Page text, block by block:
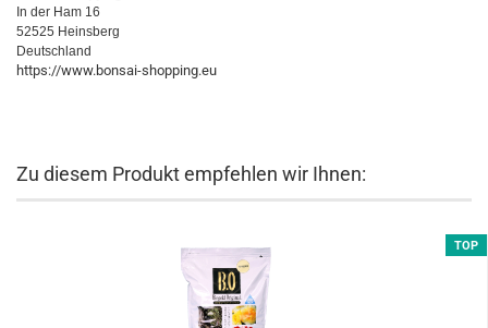
In der Ham 16
52525 Heinsberg
Deutschland
https://www.bonsai-shopping.eu
Zu diesem Produkt empfehlen wir Ihnen:
TOP